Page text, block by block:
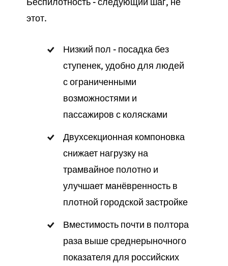
этот.
Низкий пол - посадка без
ступенек, удобно для людей
с ограниченными
возможностями и
пассажиров с колясками
Двухсекционная компоновка
снижает нагрузку на
трамвайное полотно и
улучшает манёвренность в
плотной городской застройке
Вместимость почти в полтора
раза выше среднерыночного
показателя для российских